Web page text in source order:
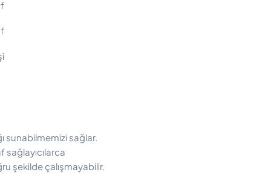
sunabilmemizi sağlar.
sağlayıcılarca
şekilde çalışmayabilir.